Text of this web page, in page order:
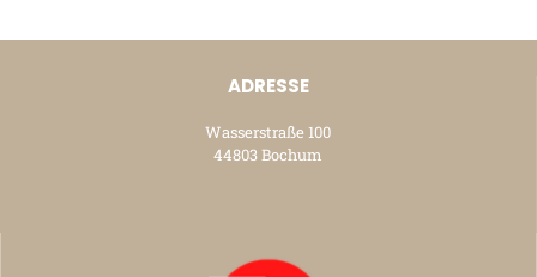
ADRESSE
Wasserstraße 100
44803 Bochum